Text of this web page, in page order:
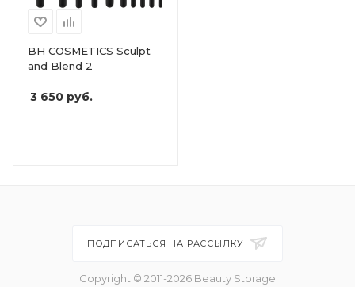
BH COSMETICS Sculpt
and Blend 2
3 650 руб.
ПОДПИСАТЬСЯ НА РАССЫЛКУ
Copyright © 2011-2026 Beauty Storage